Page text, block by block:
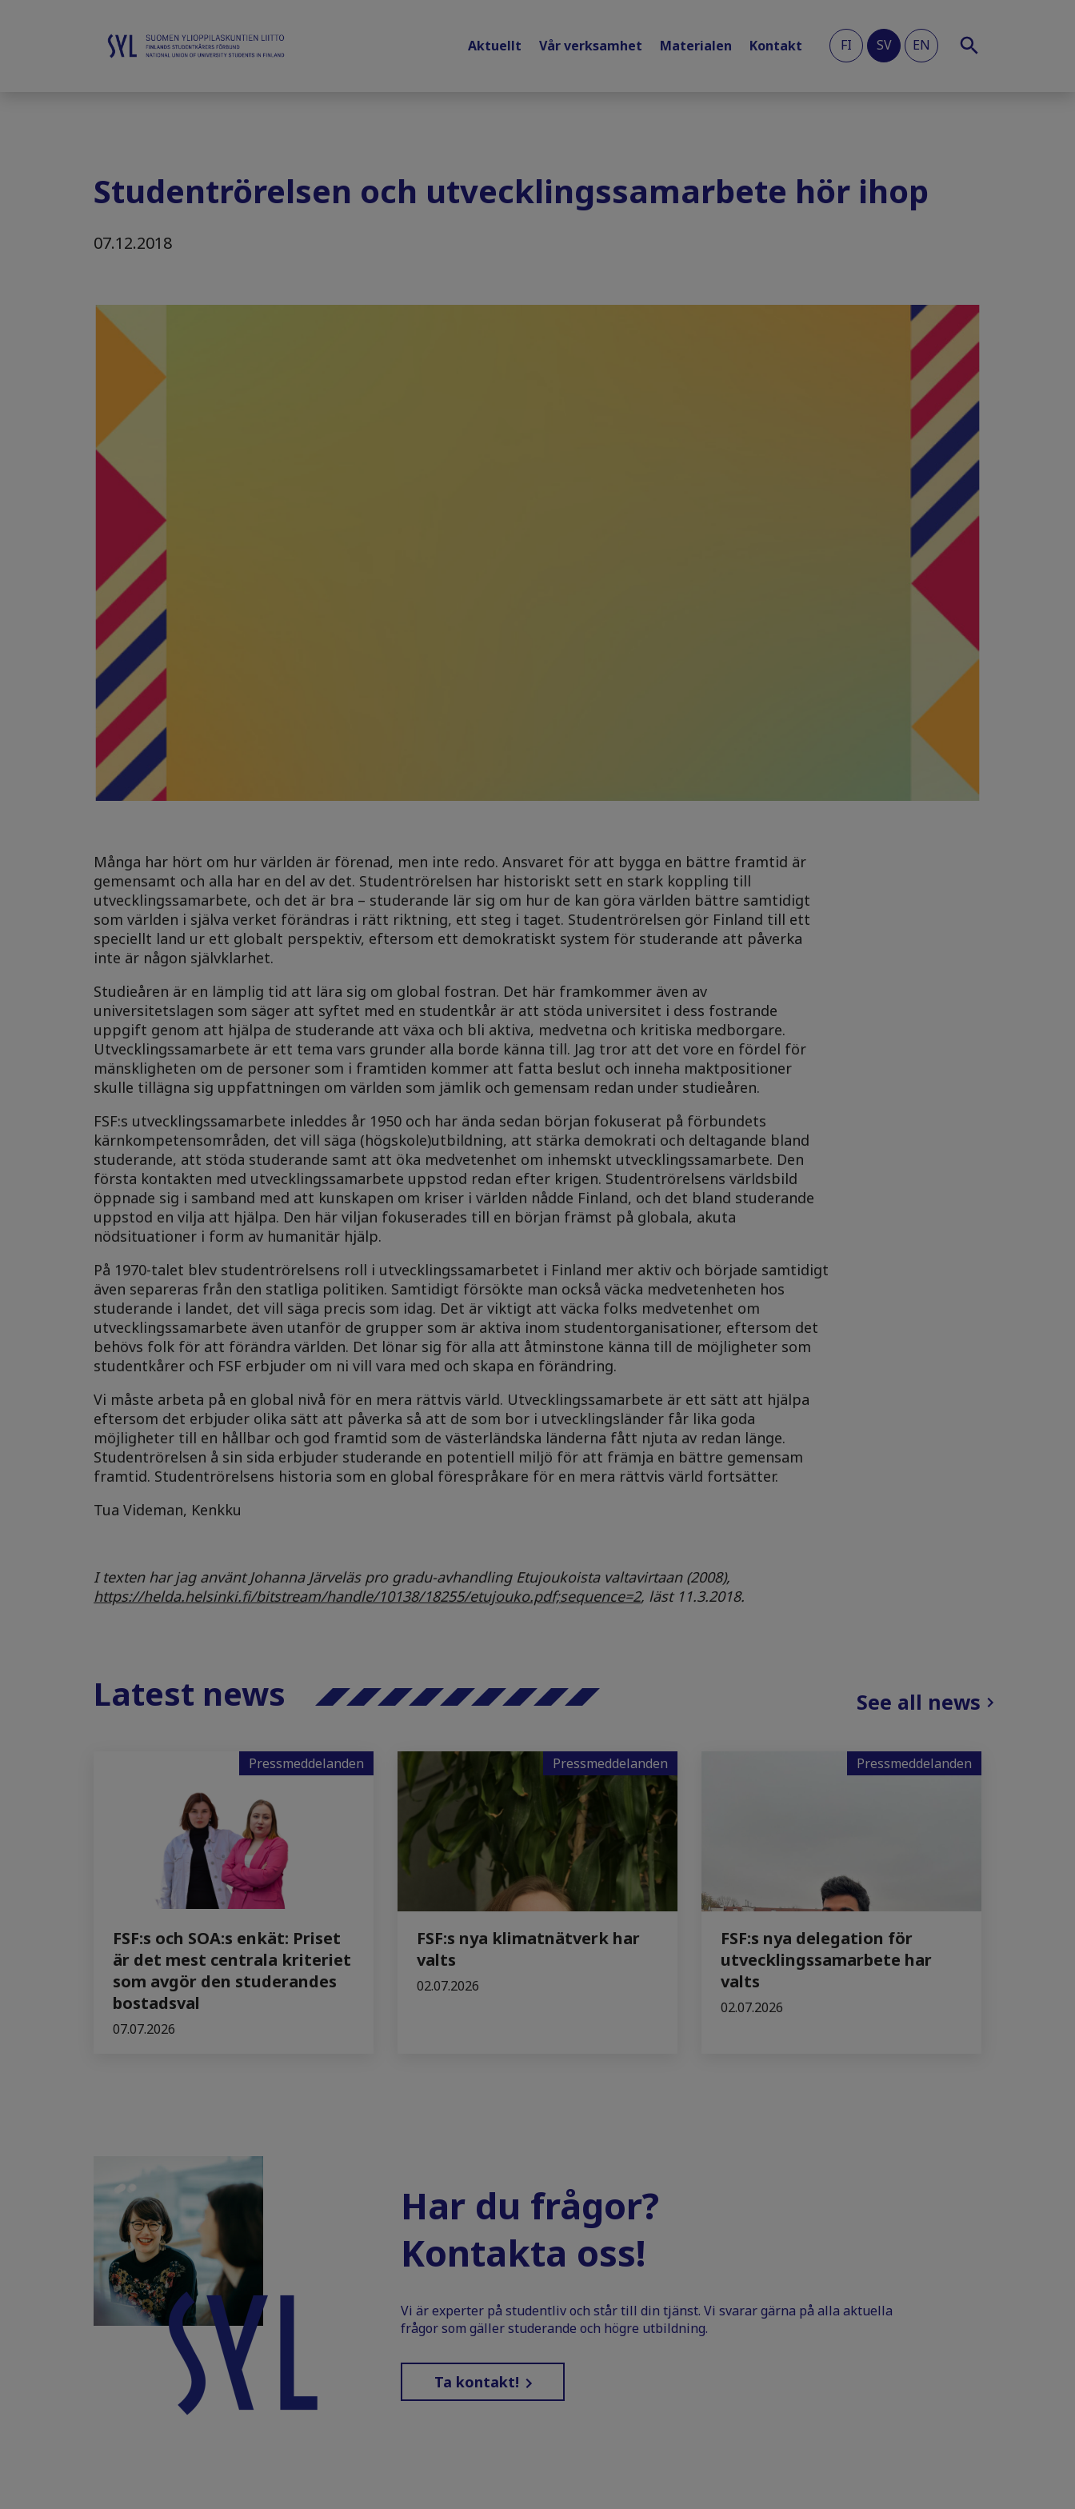
Aktuellt Vår verksamhet Materialen Kontakt FI SV EN
Studentrörelsen och utvecklingssamarbete hör ihop
07.12.2018
Många har hört om hur världen är förenad, men inte redo. Ansvaret för att bygga en bättre framtid är
gemensamt och alla har en del av det. Studentrörelsen har historiskt sett en stark koppling till
utvecklingssamarbete, och det är bra – studerande lär sig om hur de kan göra världen bättre samtidigt
som världen i själva verket förändras i rätt riktning, ett steg i taget. Studentrörelsen gör Finland till ett
speciellt land ur ett globalt perspektiv, eftersom ett demokratiskt system för studerande att påverka
inte är någon självklarhet.
Studieåren är en lämplig tid att lära sig om global fostran. Det här framkommer även av
universitetslagen som säger att syftet med en studentkår är att stöda universitet i dess fostrande
uppgift genom att hjälpa de studerande att växa och bli aktiva, medvetna och kritiska medborgare.
Utvecklingssamarbete är ett tema vars grunder alla borde känna till. Jag tror att det vore en fördel för
mänskligheten om de personer som i framtiden kommer att fatta beslut och inneha maktpositioner
skulle tillägna sig uppfattningen om världen som jämlik och gemensam redan under studieåren.
FSF:s utvecklingssamarbete inleddes år 1950 och har ända sedan början fokuserat på förbundets
kärnkompetensområden, det vill säga (högskole)utbildning, att stärka demokrati och deltagande bland
studerande, att stöda studerande samt att öka medvetenhet om inhemskt utvecklingssamarbete. Den
första kontakten med utvecklingssamarbete uppstod redan efter krigen. Studentrörelsens världsbild
öppnade sig i samband med att kunskapen om kriser i världen nådde Finland, och det bland studerande
uppstod en vilja att hjälpa. Den här viljan fokuserades till en början främst på globala, akuta
nödsituationer i form av humanitär hjälp.
På 1970-talet blev studentrörelsens roll i utvecklingssamarbetet i Finland mer aktiv och började samtidigt
även separeras från den statliga politiken. Samtidigt försökte man också väcka medvetenheten hos
studerande i landet, det vill säga precis som idag. Det är viktigt att väcka folks medvetenhet om
utvecklingssamarbete även utanför de grupper som är aktiva inom studentorganisationer, eftersom det
behövs folk för att förändra världen. Det lönar sig för alla att åtminstone känna till de möjligheter som
studentkårer och FSF erbjuder om ni vill vara med och skapa en förändring.
Vi måste arbeta på en global nivå för en mera rättvis värld. Utvecklingssamarbete är ett sätt att hjälpa
eftersom det erbjuder olika sätt att påverka så att de som bor i utvecklingsländer får lika goda
möjligheter till en hållbar och god framtid som de västerländska länderna fått njuta av redan länge.
Studentrörelsen å sin sida erbjuder studerande en potentiell miljö för att främja en bättre gemensam
framtid. Studentrörelsens historia som en global förespråkare för en mera rättvis värld fortsätter.
Tua Videman, Kenkku
I texten har jag använt Johanna Järveläs pro gradu-avhandling Etujoukoista valtavirtaan (2008),
https://helda.helsinki.fi/bitstream/handle/10138/18255/etujouko.pdf;sequence=2, läst 11.3.2018.
Latest news See all news
Pressmeddelanden
FSF:s och SOA:s enkät: Priset
är det mest centrala kriteriet
som avgör den studerandes
bostadsval
07.07.2026
Pressmeddelanden
FSF:s nya klimatnätverk har
valts
02.07.2026
Pressmeddelanden
FSF:s nya delegation för
utvecklingssamarbete har
valts
02.07.2026
Har du frågor?
Kontakta oss!
Vi är experter på studentliv och står till din tjänst. Vi svarar gärna på alla aktuella
frågor som gäller studerande och högre utbildning.
Ta kontakt!